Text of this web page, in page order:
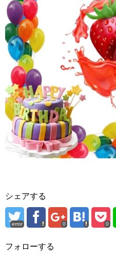
シェアする
error 0 0
フォローする